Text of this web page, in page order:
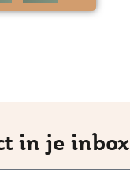
in je inbox